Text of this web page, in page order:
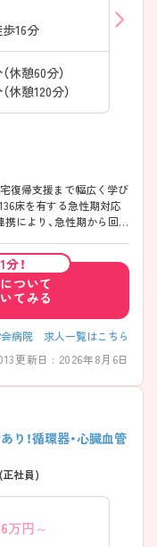
歩16分
休憩60分）
休憩120分）
復帰支援まで幅広く学び
床を有する急性期対応
により、急性期から回復
可能です。 また、夜勤
円／回と比較的高水準
当や家族手当、単身寮、
らに、月平均残業時間は4
視したい方にも魅力的な
！
ついて
てみる
病院 求人一覧はこちら
更新日 : 2026年8月6日
り！循環器・心臓血管
社員)
万円～